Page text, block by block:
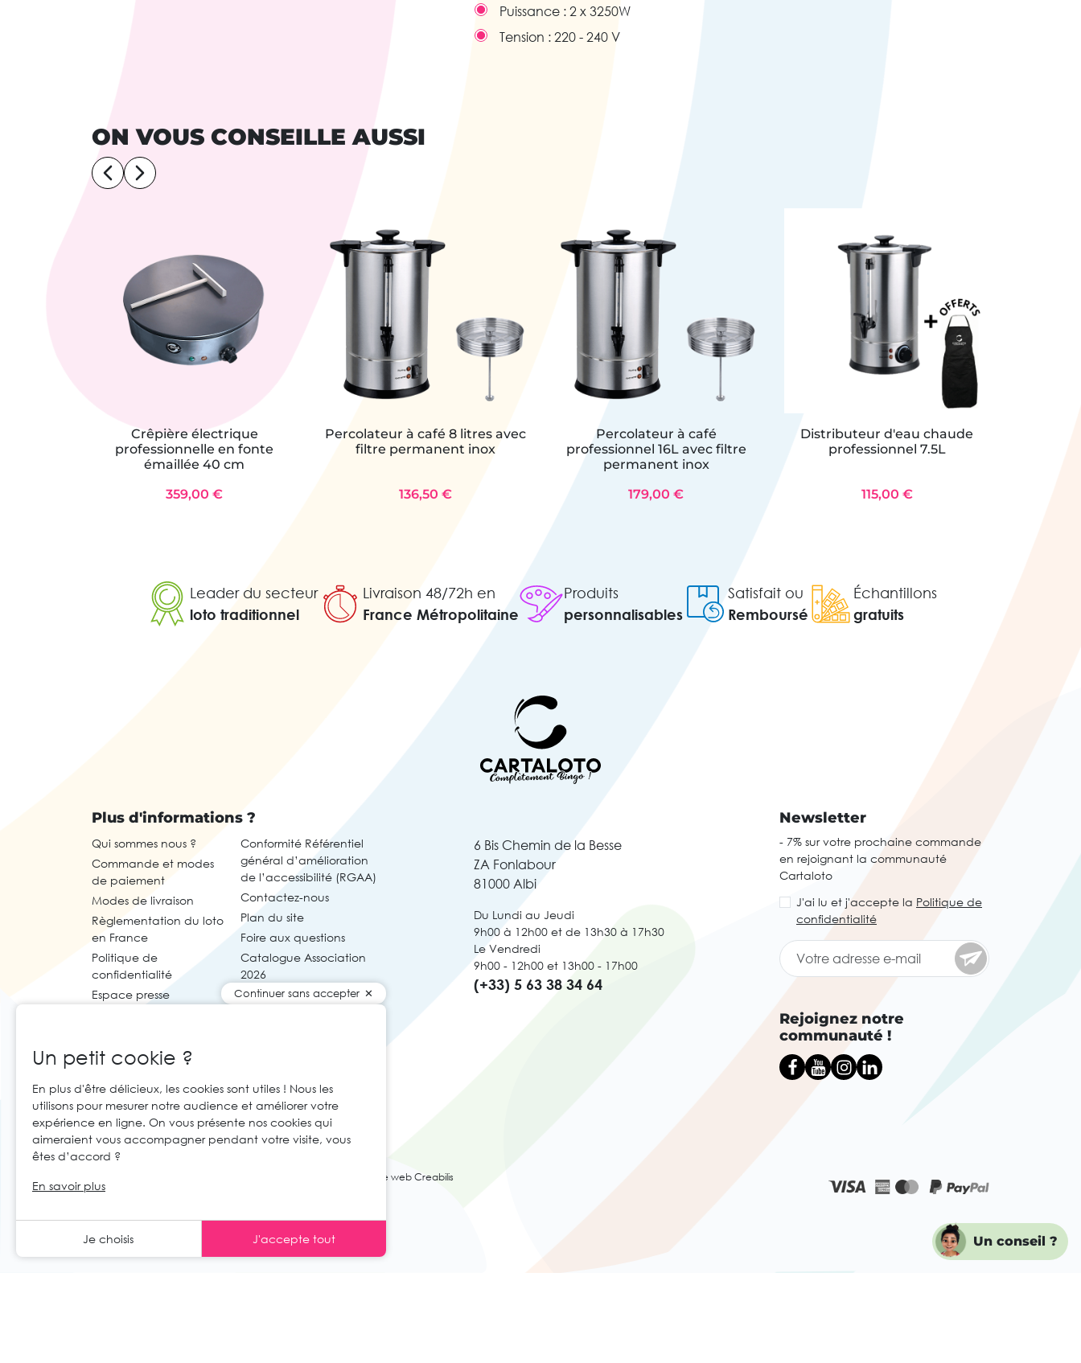
Puissance : 2 x 3250W
Tension : 220 - 240 V
ON VOUS CONSEILLE AUSSI
Crêpière électrique
professionnelle en fonte
émaillée 40 cm
359,00 €
Percolateur à café 8 litres avec
filtre permanent inox
136,50 €
Percolateur à café
professionnel 16L avec filtre
permanent inox
179,00 €
Distributeur d'eau chaude
professionnel 7.5L
115,00 €
Leader du secteur
loto traditionnel
Livraison 48/72h en
France Métropolitaine
Produits
personnalisables
Satisfait ou
Remboursé
Échantillons
gratuits
Plus d'informations ?
Qui sommes nous ?
Commande et modes
de paiement
Modes de livraison
Règlementation du loto
en France
Politique de
confidentialité
Espace presse
Conformité Référentiel
général d’amélioration
de l’accessibilité (RGAA)
Contactez-nous
Plan du site
Foire aux questions
Catalogue Association
2026
6 Bis Chemin de la Besse
ZA Fonlabour
81000 Albi
Du Lundi au Jeudi
9h00 à 12h00 et de 13h30 à 17h30
Le Vendredi
9h00 - 12h00 et 13h00 - 17h00
(+33) 5 63 38 34 64
Newsletter
- 7% sur votre prochaine commande
en rejoignant la communauté
Cartaloto
J'ai lu et j'accepte la Politique de
confidentialité
Rejoignez notre
communauté !
Agence web Creabilis
Un conseil ?
Continuer sans accepter
Un petit cookie ?
En plus d'être délicieux, les cookies sont utiles ! Nous les
utilisons pour mesurer notre audience et améliorer votre
expérience en ligne. On vous présente nos cookies qui
aimeraient vous accompagner pendant votre visite, vous
êtes d’accord ?
En savoir plus
Je choisis J'accepte tout